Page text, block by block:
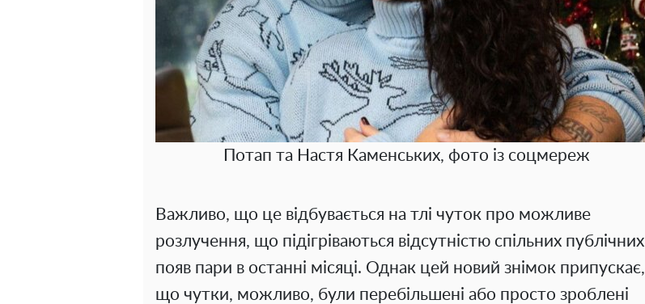
Потап та Настя Каменських, фото із соцмереж
Важливо, що це відбувається на тлі чуток про можливе
розлучення, що підігріваються відсутністю спільних публічних
появ пари в останні місяці. Однак цей новий знімок припускає,
що чутки, можливо, були перебільшені або просто зроблені